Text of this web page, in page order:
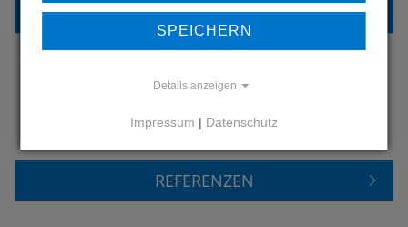
ZURÜCK ZUR ÜBERSICHT
UNSERE REFERENZEN
REFERENZEN
SPEICHERN
Details anzeigen
Impressum | Datenschutz